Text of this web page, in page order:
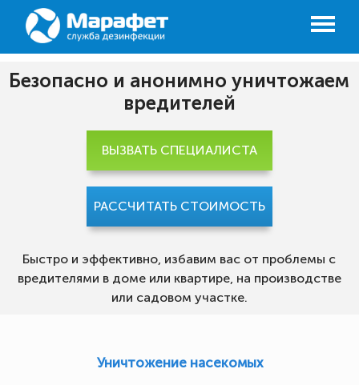
Безопасно и анонимно уничтожаем
вредителей
Быстро и эффективно, избавим вас от проблемы с
вредителями в доме или квартире, на производстве
или садовом участке.
ВЫЗВАТЬ СПЕЦИАЛИСТА
РАССЧИТАТЬ СТОИМОСТЬ
Уничтожение насекомых